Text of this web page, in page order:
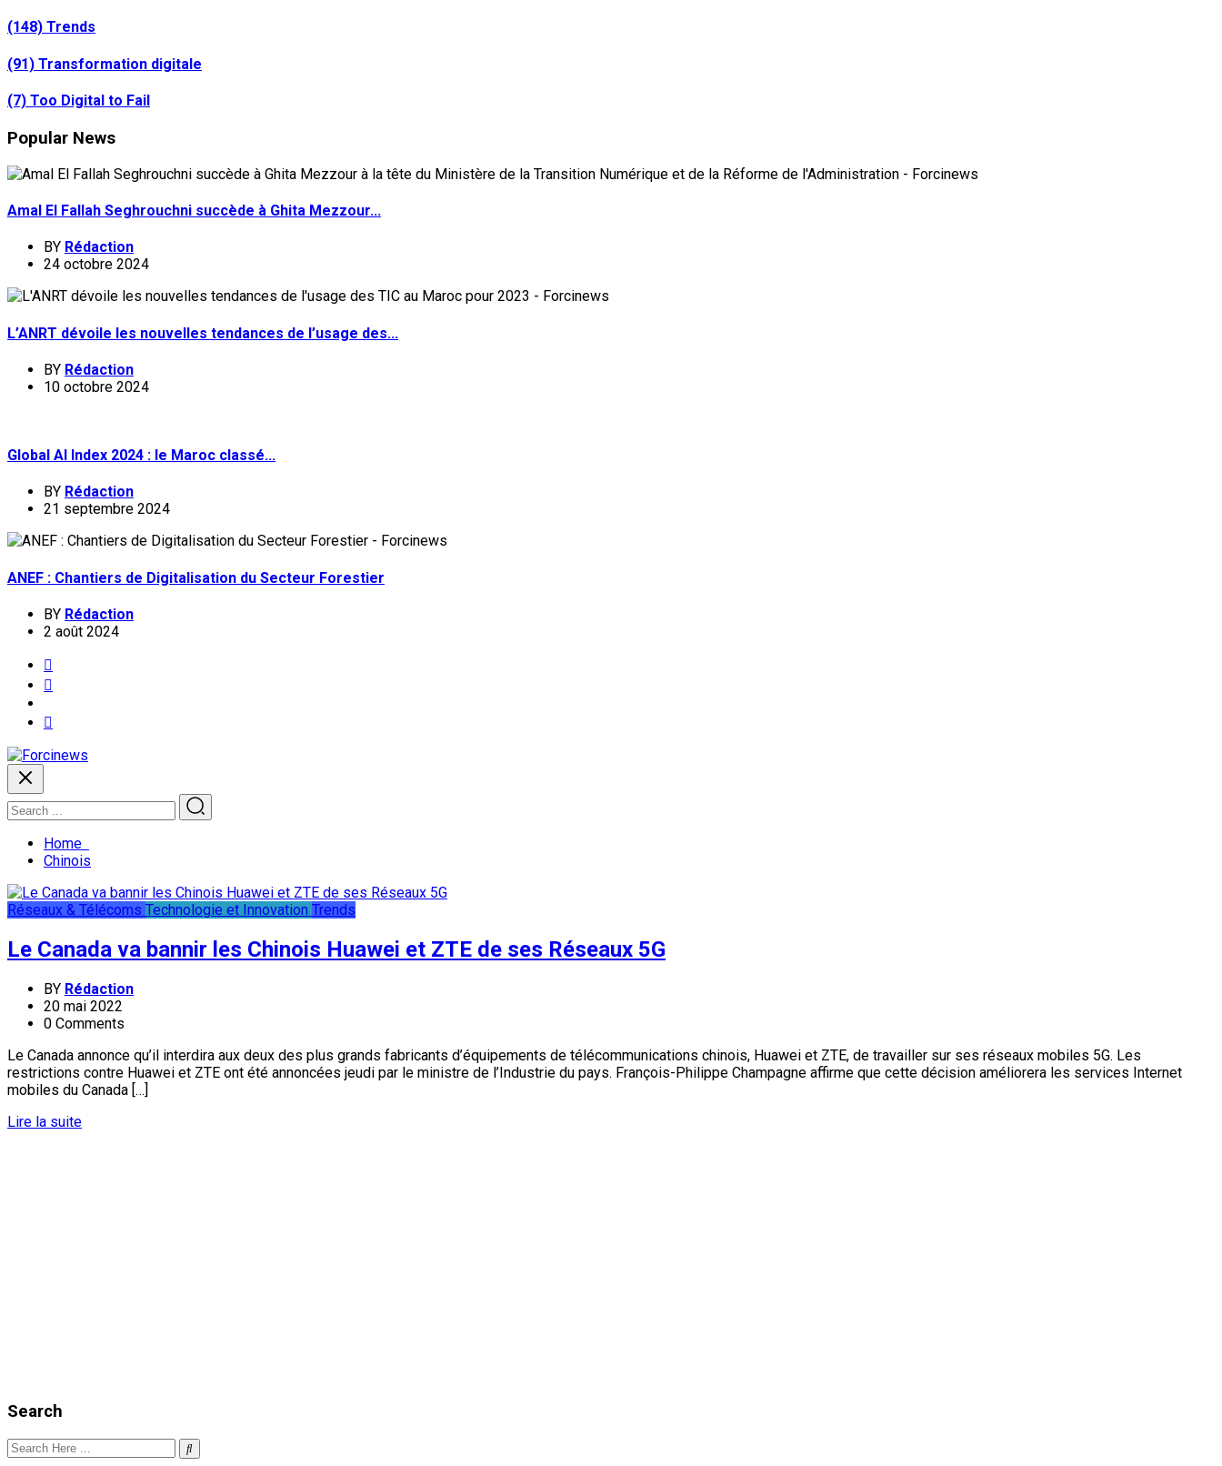
(148) Trends
(91) Transformation digitale
(7) Too Digital to Fail
Popular News
Amal El Fallah Seghrouchni succède à Ghita Mezzour...
BY Rédaction
24 octobre 2024
L’ANRT dévoile les nouvelles tendances de l’usage des...
BY Rédaction
10 octobre 2024
Global AI Index 2024 : le Maroc classé...
BY Rédaction
21 septembre 2024
ANEF : Chantiers de Digitalisation du Secteur Forestier
BY Rédaction
2 août 2024
Home
Chinois
Réseaux & Télécoms Technologie et Innovation Trends
Le Canada va bannir les Chinois Huawei et ZTE de ses Réseaux 5G
BY Rédaction
20 mai 2022
0 Comments
Le Canada annonce qu’il interdira aux deux des plus grands fabricants d’équipements de télécommunications chinois, Huawei et ZTE, de travailler sur ses réseaux mobiles 5G. Les
restrictions contre Huawei et ZTE ont été annoncées jeudi par le ministre de l’Industrie du pays. François-Philippe Champagne affirme que cette décision améliorera les services Internet
mobiles du Canada […]
Lire la suite
Search